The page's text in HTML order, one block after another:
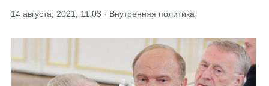
14 августа, 2021, 11:03 · Внутренняя политика